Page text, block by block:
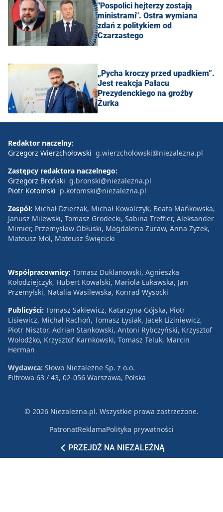
"Pospolici hejterzy zostają
ministrami". Ostra wymiana
zdań z politykiem od
Czarzastego
„Pycha kroczy przed upadkiem”.
Jest reakcja Pałacu
Prezydenckiego na groźby
Żurka
PRZEJDŹ NA NIEZALEŻNĄ
Redaktor naczelny:
Grzegorz Wierzchołowski g.wierzcholowski@niezalezna.pl
Zastępcy redaktora naczelnego:
Grzegorz Broński g.bronski@niezalezna.pl
Piotr Kotomski p.kotomski@niezalezna.pl
Zespół: Michał Dzierżak, Michał Kowalczyk, Beata Mańkowska,
Janusz Milewski, Tomasz Grodecki, Sabina Treffler, Aleksander
Mimier, Przemysław Obłuski, Magdalena Żuraw, Anna Zyzek,
Mateusz Mol, Mateusz Święcicki
Współpracownicy: Tomasz Duklanowski, Agnieszka
Kołodziejczyk, Hubert Kowalski, Mariola Łukawska, Jan
Przemyłski, Natalia Wasilewska, Konrad Wysocki
Publicyści: Tomasz Sakiewicz, Katarzyna Gójska, Piotr
Lisiewicz, Michał Rachoń, Tomasz Łysiak, Jacek Liziniewicz,
Piotr Nisztor, Adrian Stankowski, Antoni Rybczyński, Krzysztof
Wołodźko, Krzysztof Karnkowski, Tomasz Teluk, Marcin
Herman
Wydawca: Słowo Niezależne Sp. z o.o.
Filtrowa 63 / 43, 02-056 Warszawa, Polska
© 2026 Niezależna.pl. Wszystkie prawa zastrzeżone.
PatronatReklamaPolityka prywatności